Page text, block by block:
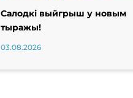
Салодкі выйгрыш у новым
тыражы!
03.08.2026